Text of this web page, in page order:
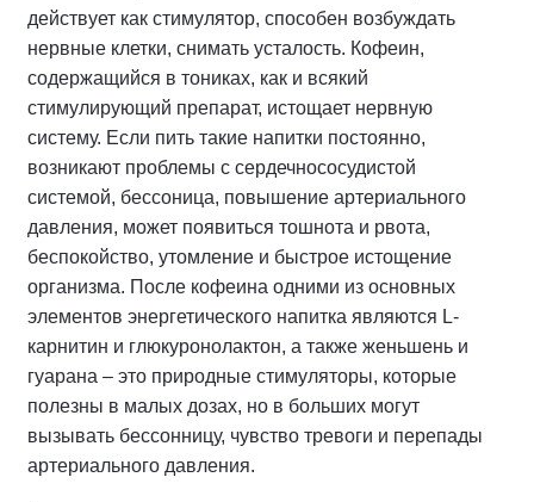
действует как стимулятор, способен возбуждать
нервные клетки, снимать усталость. Кофеин,
содержащийся в тониках, как и всякий
стимулирующий препарат, истощает нервную
систему. Если пить такие напитки постоянно,
возникают проблемы с сердечнососудистой
системой, бессоница, повышение артериального
давления, может появиться тошнота и рвота,
беспокойство, утомление и быстрое истощение
организма. После кофеина одними из основных
элементов энергетического напитка являются L-
карнитин и глюкуронолактон, а также женьшень и
гуарана – это природные стимуляторы, которые
полезны в малых дозах, но в больших могут
вызывать бессонницу, чувство тревоги и перепады
артериального давления.